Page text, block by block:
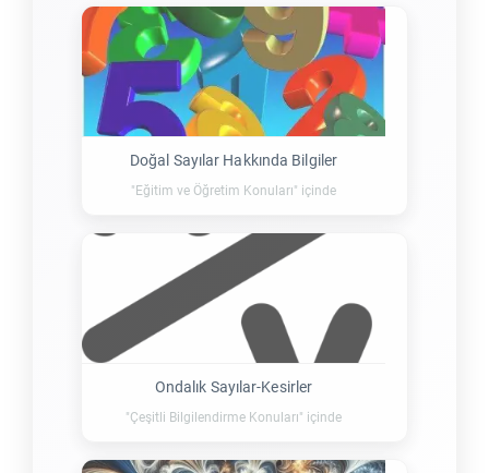
Doğal Sayılar Hakkında Bilgiler
"Eğitim ve Öğretim Konuları" içinde
Ondalık Sayılar-Kesirler
"Çeşitli Bilgilendirme Konuları" içinde